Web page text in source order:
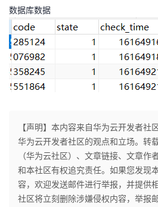
数据库数据
【声明】本内容来自华为云开发者社
华为云开发者社区的观点和立场。转
（华为云社区）、文章链接、文章作
和本社区有权追究责任。如果您发现
容，欢迎发送邮件进行举报，并提供
社区将立刻删除涉嫌侵权内容，举报邮